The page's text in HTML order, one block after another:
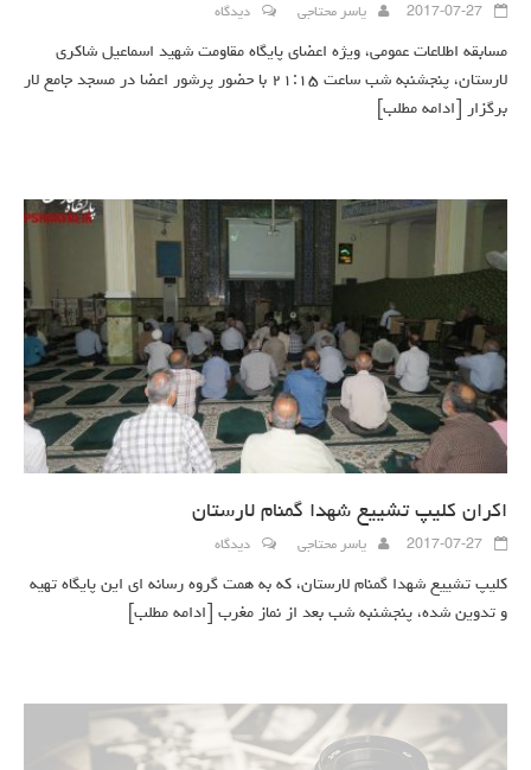
2017-07-27 یاسر محتاجی دیدگاه
مسابقه اطلاعات عمومی، ویژه اعضای پایگاه مقاومت شهید اسماعیل شاکری
لارستان، پنجشنبه شب ساعت ۲۱:۱۵ با حضور پرشور اعضا در مسجد جامع لار
برگزار
[ادامه مطلب]
اکران کلیپ تشییع شهدا گمنام لارستان
2017-07-27 یاسر محتاجی دیدگاه
کلیپ تشییع شهدا گمنام لارستان، که به همت گروه رسانه ای این پایگاه تهیه
و تدوین شده، پنجشنبه شب بعد از نماز مغرب
[ادامه مطلب]